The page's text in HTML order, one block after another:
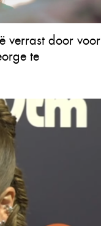
verrast door voor
te